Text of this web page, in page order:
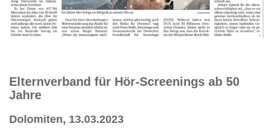
Elternverband für Hör-Screenings ab 50
Jahre
Dolomiten, 13.03.2023